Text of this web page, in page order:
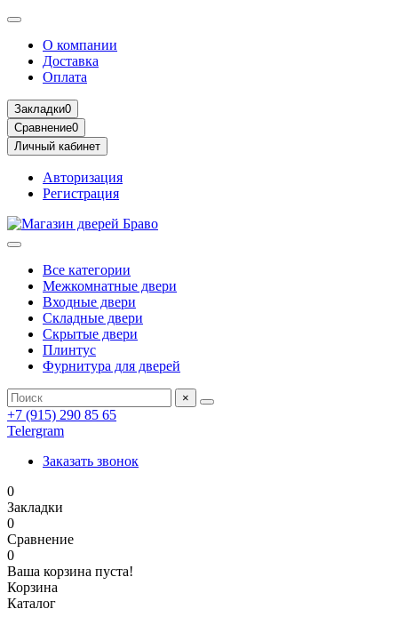
О компании
Доставка
Оплата
Закладки0
Сравнение0
Личный кабинет
Авторизация
Регистрация
Все категории
Межкомнатные двери
Входные двери
Складные двери
Скрытые двери
Плинтус
Фурнитура для дверей
×
+7 (915) 290 85 65
Telergram
Заказать звонок
0
Закладки
0
Сравнение
0
Ваша корзина пуста!
Корзина
Каталог